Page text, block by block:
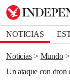
NOTICIAS
DEPORTES
Noticias Mundo
Un ataque con dron
Bookmark
Removed from
Close popover